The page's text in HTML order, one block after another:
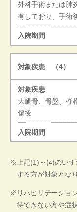
外科手術または肺
有しており、手術
（4）
大腿骨、骨盤、脊
傷後
上記(1)～(4)のい
する方が対象とな
リハビリテーショ
待できない方や症